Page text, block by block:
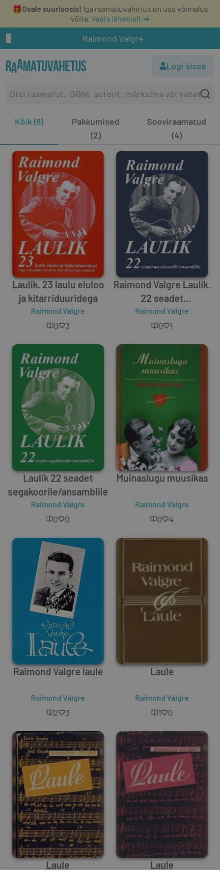
🎁Osale suurloosis! Iga raamatuvahetus on uus võimalus
võita. Vaata lähemalt ➔
Raimond Valgre
Logi sisse
Kõik (8)
Pakkumised
(2)
Sooviraamatud
(4)
Laulik. 23 laulu eluloo
ja kitarriduuridega
Raimond Valgre
0 3
Raimond Valgre Laulik.
22 seadet
meeskoorile/ansamblile
Raimond Valgre
0 1
Laulik 22 seadet
segakoorile/ansamblile
Raimond Valgre
0 0
Muinaslugu muusikas
Raimond Valgre
0 4
Raimond Valgre laule
Raimond Valgre
2 3
Laule
Raimond Valgre
1 0
Laule
Laule